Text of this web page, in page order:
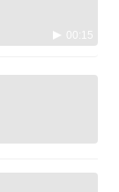
00:15